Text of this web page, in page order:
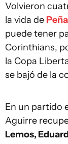
Volvieron
la vida de
puede tener
Corinthians,
la Copa
se bajó de la
En un partido
Aguirre
Lemos,